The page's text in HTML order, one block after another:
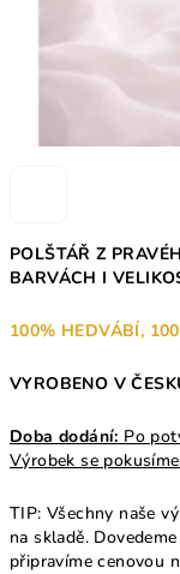
POLŠTÁŘ Z
BARVÁCH I
100% HEDVÁBÍ,
VYROBENO V
Doba dodání: Po
Výrobek se
TIP: Všechny naše
na skladě.
připravíme cenovou